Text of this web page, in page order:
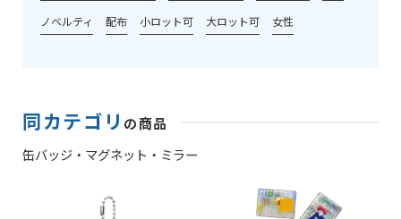
ノベルティ 配布 小ロット可 大ロット可 女性
同カテゴリ の商品
缶バッジ・マグネット・ミラー